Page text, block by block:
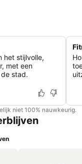
het stijlvolle,
met een
stad.
niet 100% nauwkeurig.